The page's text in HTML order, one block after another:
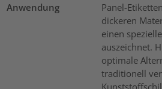
Anwendung
Panel-
dickeren
einen
auszeichnet.
optimale
traditionell